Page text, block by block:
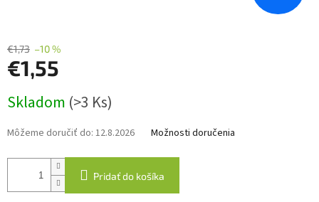
€1,73 –10 %
€1,55
cena:
Skladom (>3 Ks)
Môžeme doručiť do: 12.8.2026 Možnosti doručenia
Pridať do košíka